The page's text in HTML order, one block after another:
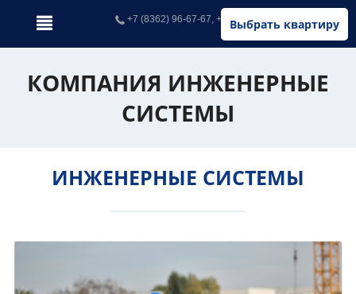
Выбрать квартиру
+7 (8362) 96-67-67, +7 (902) 326-67-67
КОМПАНИЯ ИНЖЕНЕРНЫЕ
СИСТЕМЫ
ИНЖЕНЕРНЫЕ СИСТЕМЫ